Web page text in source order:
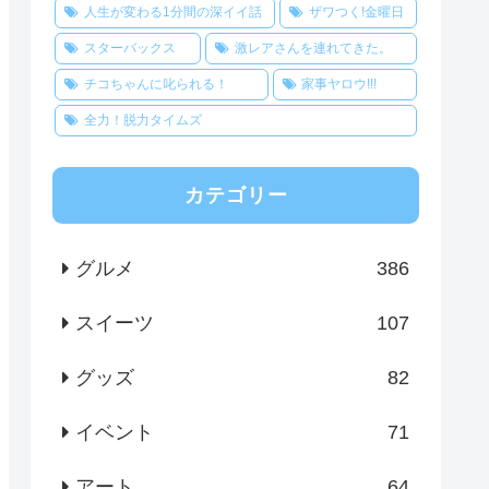
人生が変わる1分間の深イイ話 ザワつく!金曜日
スターバックス 激レアさんを連れてきた。
チコちゃんに叱られる！ 家事ヤロウ!!!
全力！脱力タイムズ
カテゴリー
グルメ 386
スイーツ 107
グッズ 82
イベント 71